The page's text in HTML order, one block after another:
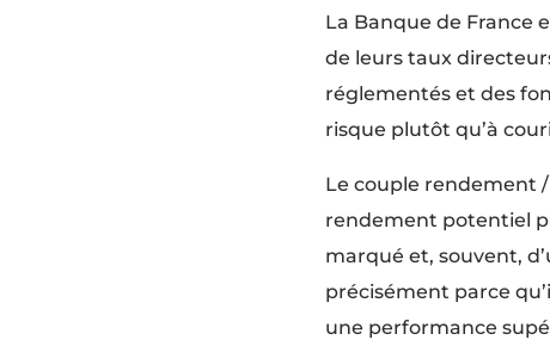
La Banque de France
de leurs taux
réglementés et des
risque plutôt qu’à
Le couple rendement
rendement potentiel
marqué et, souvent,
précisément parce
une performance